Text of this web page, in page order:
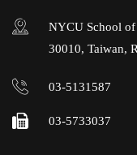
NYCU School
30010, Taiwan,
03-5131587
03-5733037